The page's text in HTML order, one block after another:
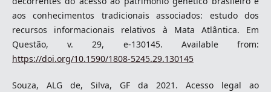
aos conhecimentos tradicionais associados: estudo dos
recursos informacionais relativos à Mata Atlântica. Em
Questão, v. 29, e-130145. Available from:
https://doi.org/10.1590/1808-5245.29.130145
Souza, ALG de, Silva, GF da 2021. Acesso legal ao